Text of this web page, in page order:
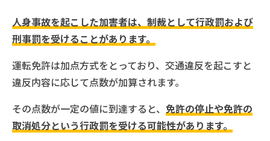
人身事故を起こした加害者は、制裁として行政罰および
刑事罰を受けることがあります。
運転免許は加点方式をとっており、交通違反を起こすと
違反内容に応じて点数が加算されます。
その点数が一定の値に到達すると、 免許の停止や免許の
取消処分という行政罰を受ける可能性があります。